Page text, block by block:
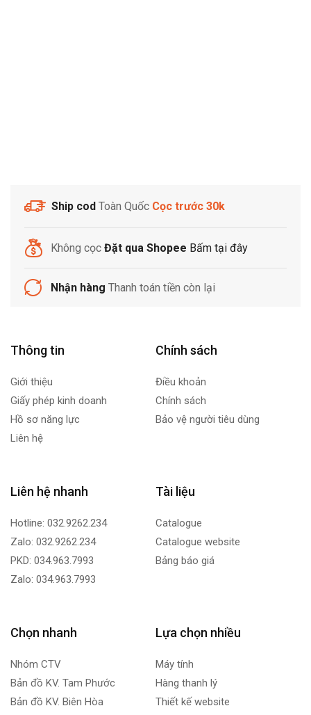
Ship cod Toàn Quốc Cọc trước 30k
Không cọc Đặt qua Shopee Bấm tại đây
Nhận hàng Thanh toán tiền còn lại
Thông tin
Giới thiệu
Giấy phép kinh doanh
Hồ sơ năng lực
Liên hệ
Chính sách
Điều khoản
Chính sách
Bảo vệ người tiêu dùng
Liên hệ nhanh
Hotline: 032.9262.234
Zalo: 032.9262.234
PKD: 034.963.7993
Zalo: 034.963.7993
Tài liệu
Catalogue
Catalogue website
Bảng báo giá
Chọn nhanh
Nhóm CTV
Bản đồ KV. Tam Phước
Bản đồ KV. Biên Hòa
Lựa chọn nhiều
Máy tính
Hàng thanh lý
Thiết kế website